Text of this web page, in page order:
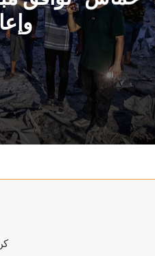
توافق مبدئيا على خطة ترامب